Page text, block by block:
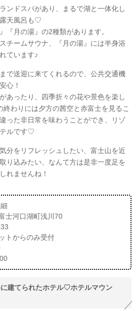
ンドスパがあり、まるで湖と一体化し
天風呂も♡
『月の湯』の2種類があります。
チームサウナ、『月の湯』には半身浴
ています♪
で送迎に来てくれるので、公共交通機
心！
あったり、四季折々の花や景色を楽し
わりには夕方の茜空と赤富士を見るこ
った非日常を味わうことができ、リゾ
ルです♡
分をリフレッシュしたい、富士山を近
り込みたい、なんて方は是非一度足を
れませんね！
士河口湖町浅川70
トからのみ受付
建てられたホテル♡ホテルマウン